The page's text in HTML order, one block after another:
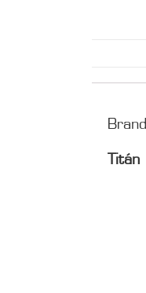
Brand
Titán